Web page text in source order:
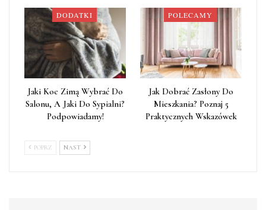
DODATKI
Jaki Koc Zimą Wybrać Do
Salonu, A Jaki Do Sypialni?
Podpowiadamy!
POLECAMY
Jak Dobrać Zasłony Do
Mieszkania? Poznaj 5
Praktycznych Wskazówek
POPRZ NAST